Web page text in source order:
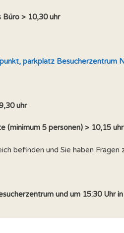
Büro > 10,30 uhr
parkplatz Besucherzentrum
uhr
(minimum 5 personen) > 10,15 uhr
befinden und Sie haben
und um 15:30 Uhr